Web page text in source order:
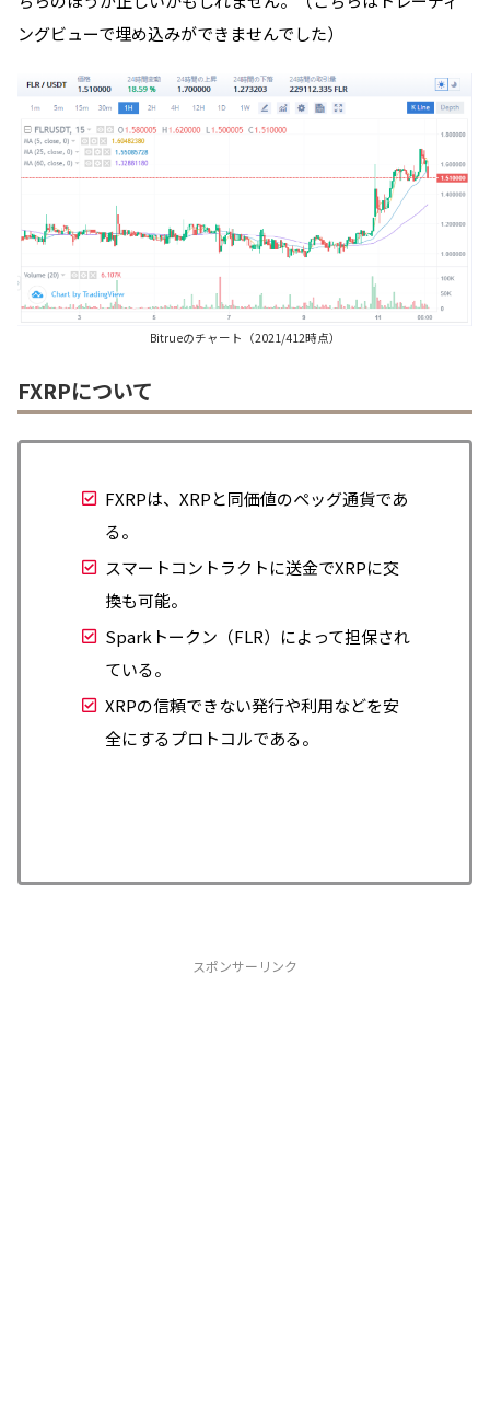
ングビューで埋め込みができませんでした）
Bitrueのチャート（2021/412時点）
FXRPについて
FXRPは、XRPと同価値のペッグ通貨であ
る。
スマートコントラクトに送金でXRPに交
換も可能。
Sparkトークン（FLR）によって担保され
ている。
XRPの信頼できない発行や利用などを安
全にするプロトコルである。
スポンサーリンク